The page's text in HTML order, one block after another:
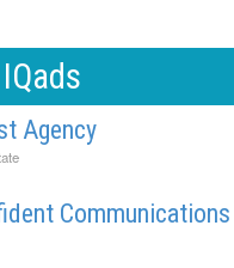
Agency
Communications